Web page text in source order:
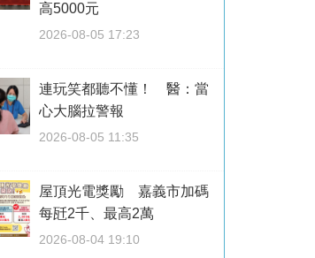
高5000元
2026-08-05 17:23
連玩笑都聽不懂！ 醫：當
心大腦拉警報
2026-08-05 11:35
屋頂光電獎勵 嘉義市加碼
每瓩2千、最高2萬
2026-08-04 19:10